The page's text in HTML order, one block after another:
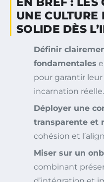
UNE CULTURE
SOLIDE DÈS
Définir
fondamentales
pour garantir
incarnation réelle.
Déployer une
transparente et
cohésion et
Miser sur un
combinant